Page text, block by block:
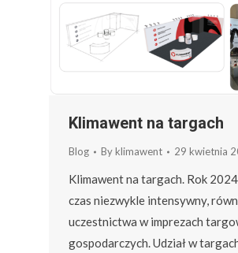
Klimawent na targach
Blog Byklimawent 29 kwietnia
Klimawent na targach. Rok
czas niezwykle intensywny,
uczestnictwa w imprezach
gospodarczych. Udział w